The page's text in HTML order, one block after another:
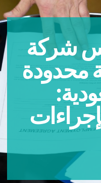
شركة
محدودة